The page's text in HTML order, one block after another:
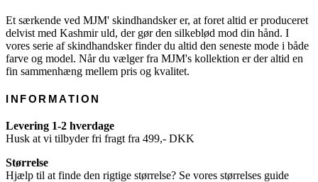
Et særkende ved MJM' skindhandsker er, at foret altid er produceret
delvist med Kashmir uld, der gør den silkeblød mod din hånd. I
vores serie af skindhandsker finder du altid den seneste mode i både
farve og model. Når du vælger fra MJM's kollektion er der altid en
fin sammenhæng mellem pris og kvalitet.
INFORMATION
Levering 1-2 hverdage
Husk at vi tilbyder fri fragt fra 499,- DKK
Størrelse
Hjælp til at finde den rigtige størrelse? Se vores størrelses guide